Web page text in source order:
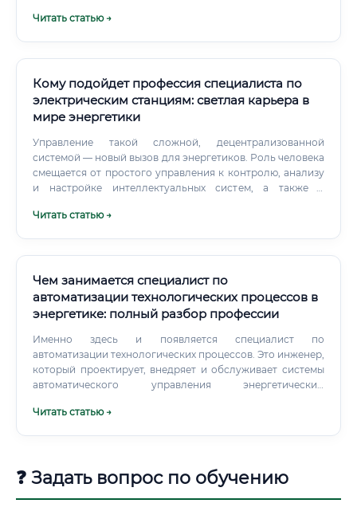
пневматике, принципах работы сельскохозяйственных
Читать статью →
Кому подойдет профессия специалиста по
электрическим станциям: светлая карьера в
мире энергетики
Управление такой сложной, децентрализованной
системой — новый вызов для энергетиков. Роль человека
смещается от простого управления к контролю, анализу
и настройке интеллектуальных систем, а также к
значит, что в будущем профессия станет еще более
Читать статью →
Чем занимается специалист по
автоматизации технологических процессов в
энергетике: полный разбор профессии
Именно здесь и появляется специалист по
автоматизации технологических процессов. Это инженер,
который проектирует, внедряет и обслуживает системы
автоматического управления энергетическим
Читать статью →
❓ Задать вопрос по обучению